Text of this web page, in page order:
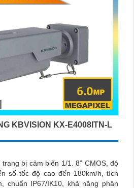
KBVISION KX-E4008ITN-L
trang bị cảm biến 1/1. 8” CMOS, độ
số tốc độ cao đến 180km/h, tích
chuẩn IP67/IK10, khả năng phân